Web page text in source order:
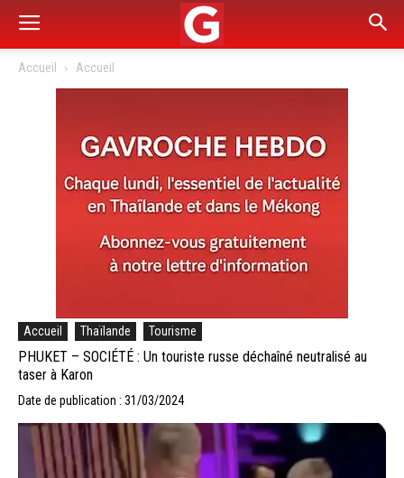
Accueil Accueil
Accueil Thaïlande Tourisme
PHUKET – SOCIÉTÉ : Un touriste russe déchaîné neutralisé au
taser à Karon
Date de publication : 31/03/2024